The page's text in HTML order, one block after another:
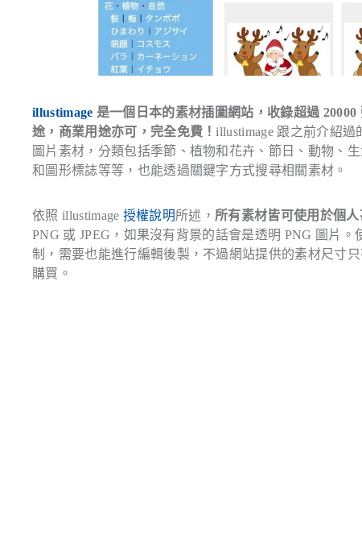
illustimage 是一個日本的素材插圖網站，收錄超過
途，商業用途亦可，完全免費！illustimage 跟之前介紹過
圖片素材，分類包括季節、植物和花卉、節日、動物、
和圖形標誌等等，也能透過關鍵字方式搜尋相關素材。
依照 illustimage 授權說明所述， 所有素材皆可使用於個
PNG 或 JPEG，如果沒有背景的話會是透明 PNG 圖片
制，需要也能進行編輯後製，不過網站提供的素材尺寸
購買。